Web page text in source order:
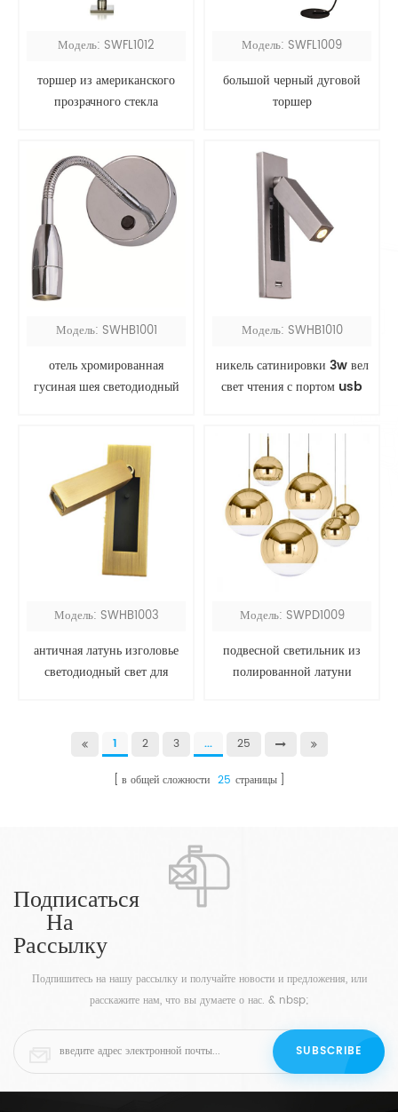
Модель: SWFL1012
торшер из американского
прозрачного стекла
Модель: SWFL1009
большой черный дуговой
торшер
Модель: SWHB1001
отель хромированная
гусиная шея светодиодный
Модель: SWHB1010
никель сатинировки 3w вел
свет чтения с портом usb
Модель: SWHB1003
античная латунь изголовье
светодиодный свет для
Модель: SWPD1009
подвесной светильник из
полированной латуни
1 2 3 ... 25
в общей сложности 25 страницы
Подписаться
На
Рассылку
Подпишитесь на нашу рассылку и получайте новости и предложения, или
расскажите нам, что вы думаете о нас. & nbsp;